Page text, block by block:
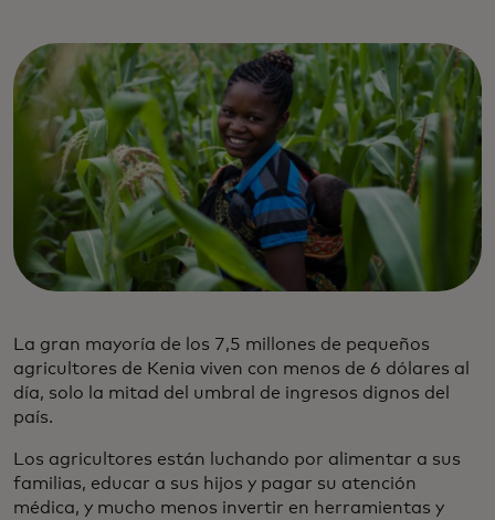
La gran mayoría de los 7,5 millones de pequeños
agricultores de Kenia viven con menos de 6 dólares al
día, solo la mitad del umbral de ingresos dignos del
país.
Los agricultores están luchando por alimentar a sus
familias, educar a sus hijos y pagar su atención
médica, y mucho menos invertir en herramientas y